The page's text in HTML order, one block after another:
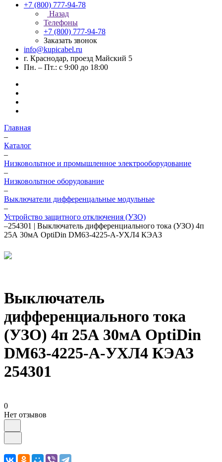
+7 (800) 777-94-78
Назад
Телефоны
+7 (800) 777-94-78
Заказать звонок
info@kupicabel.ru
г. Краснодар, проезд Майский 5
Пн. – Пт.: с 9:00 до 18:00
Главная
–
Каталог
–
Низковольтное и промышленное электрооборудование
–
Низковольтное оборудование
–
Выключатели дифференцальные модульные
–
Устройство защитного отключения (УЗО)
–254301 | Выключатель дифференциального тока (УЗО) 4п
25А 30мА OptiDin DМ63-4225-A-УХЛ4 КЭАЗ
Выключатель
дифференциального тока
(УЗО) 4п 25А 30мА OptiDin
DМ63-4225-A-УХЛ4 КЭАЗ
254301
0
Нет отзывов